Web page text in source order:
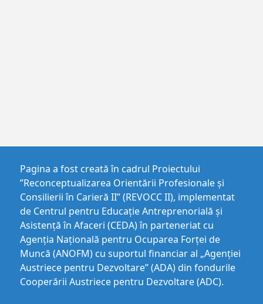
Pagina a fost creată în cadrul Proiectului
”Reconceptualizarea Orientării Profesionale și
Consilierii în Carieră II” (REVOCC II), implementat
de Centrul pentru Educaţie Antreprenorială şi
Asistenţă în Afaceri (CEDA) în parteneriat cu
Agenția Națională pentru Ocuparea Forței de
Muncă (ANOFM) cu suportul financiar al „Agenției
Austriece pentru Dezvoltare” (ADA) din fondurile
Cooperării Austriece pentru Dezvoltare (ADC).